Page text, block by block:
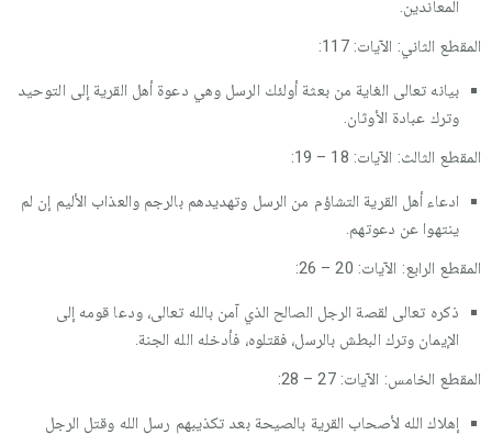
المعاندين.
المقطع الثاني: الآيات: 117:
بيانه تعالى الغاية من بعثة أولئك الرسل وهي دعوة أهل القرية إلى التوحيد
وترك عبادة الأوثان.
المقطع الثالث: الآيات: 18 – 19:
ادعاء أهل القرية التشاؤم من الرسل وتهديدهم بالرجم والعذاب الأليم إن لم
ينتهوا عن دعوتهم.
المقطع الرابع: الآيات: 20 – 26:
ذكره تعالى لقصة الرجل الصالح الذي آمن بالله تعالى، ودعا قومه إلى
الإيمان وترك البطش بالرسل، فقتلوه، فأدخله الله الجنة.
المقطع الخامس: الآيات: 27 – 28:
إهلاك الله لأصحاب القرية بالصيحة بعد تكذيبهم رسل الله وقتل الرجل